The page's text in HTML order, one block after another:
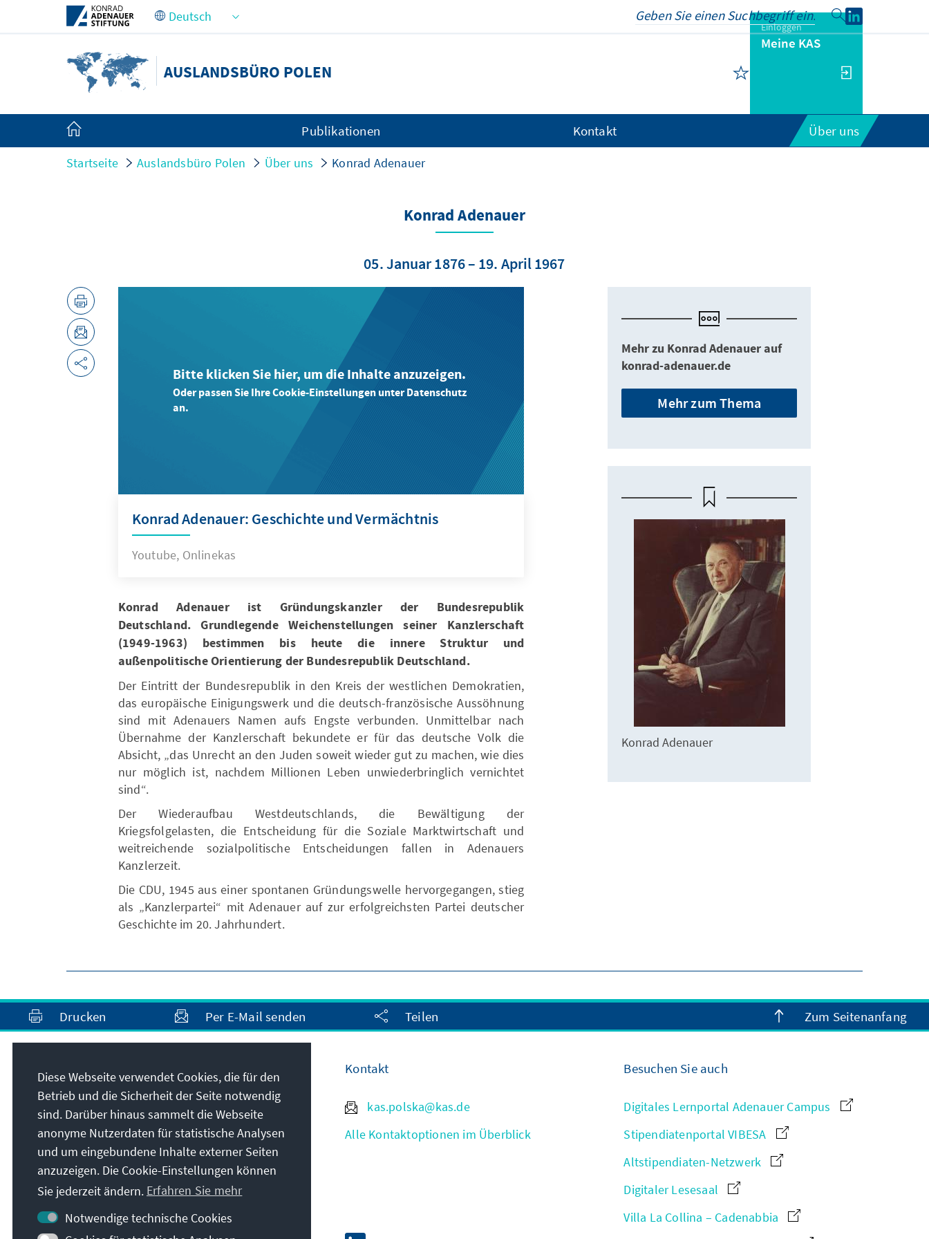
Zum Hauptinhalt springen
AUSLANDSBÜRO POLEN
Einloggen
Meine KAS
Publikationen Kontakt Über uns
Startseite Auslandsbüro Polen Über uns Konrad Adenauer
Konrad Adenauer
05. Januar 1876 – 19. April 1967
Bitte klicken Sie hier, um die Inhalte anzuzeigen.
Oder passen Sie Ihre Cookie-Einstellungen unter Datenschutz
an.
Konrad Adenauer: Geschichte und Vermächtnis
Youtube, Onlinekas
Konrad Adenauer ist Gründungskanzler der Bundesrepublik
Deutschland. Grundlegende Weichenstellungen seiner Kanzlerschaft
(1949-1963) bestimmen bis heute die innere Struktur und
außenpolitische Orientierung der Bundesrepublik Deutschland.
Der Eintritt der Bundesrepublik in den Kreis der westlichen Demokratien,
das europäische Einigungswerk und die deutsch-französische Aussöhnung
sind mit Adenauers Namen aufs Engste verbunden. Unmittelbar nach
Übernahme der Kanzlerschaft bekundete er für das deutsche Volk die
Absicht, „das Unrecht an den Juden soweit wieder gut zu machen, wie dies
nur möglich ist, nachdem Millionen Leben unwiederbringlich vernichtet
sind“.
Der Wiederaufbau Westdeutschlands, die Bewältigung der
Kriegsfolgelasten, die Entscheidung für die Soziale Marktwirtschaft und
weitreichende sozialpolitische Entscheidungen fallen in Adenauers
Kanzlerzeit.
Die CDU, 1945 aus einer spontanen Gründungswelle hervorgegangen, stieg
als „Kanzlerpartei“ mit Adenauer auf zur erfolgreichsten Partei deutscher
Geschichte im 20. Jahrhundert.
Mehr zu Konrad Adenauer auf
konrad-adenauer.de
Mehr zum Thema
Konrad Adenauer
Drucken Per E-Mail senden Teilen Zum Seitenanfang
Anschrift
Konrad-Adenauer-Stiftung e.V.
Auslandsbüro Polen
ul. J. Dabrowskiego 56
02-561Warschau
Polen
Kontakt
kas.polska@kas.de
Alle Kontaktoptionen im Überblick
Besuchen Sie auch
Digitales Lernportal Adenauer Campus
Stipendiatenportal VIBESA
Altstipendiaten-Netzwerk
Digitaler Lesesaal
Villa La Collina – Cadenabbia
Diese Webseite verwendet Cookies, die für den
Betrieb und die Sicherheit der Seite notwendig
sind. Darüber hinaus sammelt die Webseite
anonyme Nutzerdaten für statistische Analysen
und um eingebundene Inhalte externer Seiten
anzuzeigen. Die Cookie-Einstellungen können
Sie jederzeit ändern. Erfahren Sie mehr
Notwendige technische Cookies